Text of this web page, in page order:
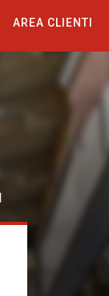
AREA CLIENTI